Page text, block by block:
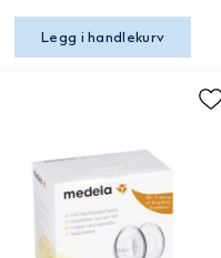
Legg i handlekurv